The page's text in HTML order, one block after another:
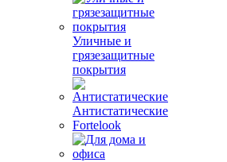
Уличные и
грязезащитные
покрытия
Антистатические
Fortelook